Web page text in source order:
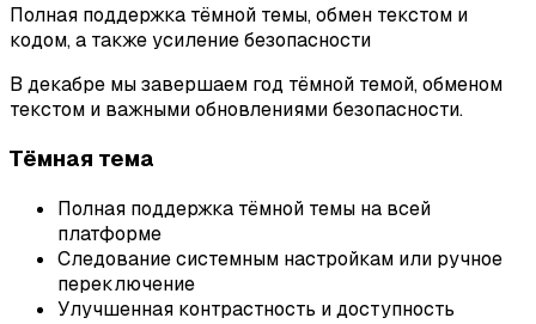
Полная поддержка тёмной темы, обмен текстом и
кодом, а также усиление безопасности
В декабре мы завершаем год тёмной темой, обменом
текстом и важными обновлениями безопасности.
Тёмная тема
Полная поддержка тёмной темы на всей
платформе
Следование системным настройкам или ручное
переключение
Улучшенная контрастность и доступность